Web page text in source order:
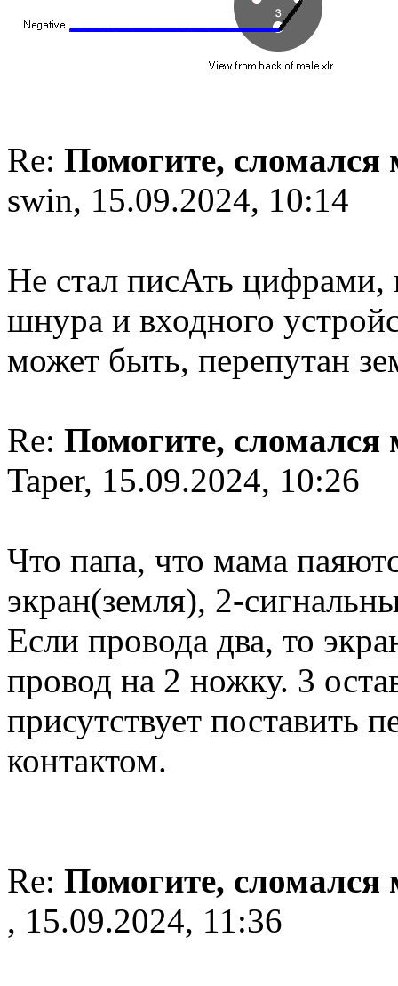
Re: Помогите,
swin, 15.09.2024, 10:14
Не стал писАть цифрами,
шнура и входного
может быть, перепутан
Re: Помогите,
Taper, 15.09.2024, 10:26
Что папа, что мама
экран(земля), 2-
Если провода два, то
провод на 2 ножку. 3
присутствует поставить
контактом.
Re: Помогите,
, 15.09.2024, 11:36